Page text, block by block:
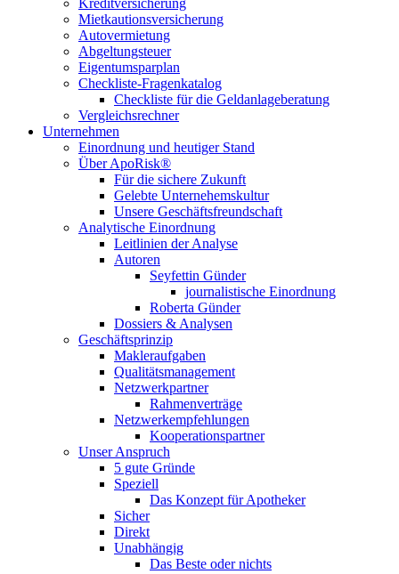
Kreditversicherung
Mietkautionsversicherung
Autovermietung
Abgeltungsteuer
Eigentumsparplan
Checkliste-Fragenkatalog
Checkliste für die Geldanlageberatung
Vergleichsrechner
Unternehmen
Einordnung und heutiger Stand
Über ApoRisk®
Für die sichere Zukunft
Gelebte Unternehemskultur
Unsere Geschäftsfreundschaft
Analytische Einordnung
Leitlinien der Analyse
Autoren
Seyfettin Günder
journalistische Einordnung
Roberta Günder
Dossiers & Analysen
Geschäftsprinzip
Makleraufgaben
Qualitätsmanagement
Netzwerkpartner
Rahmenverträge
Netzwerkempfehlungen
Kooperationspartner
Unser Anspruch
5 gute Gründe
Speziell
Das Konzept für Apotheker
Sicher
Direkt
Unabhängig
Das Beste oder nichts